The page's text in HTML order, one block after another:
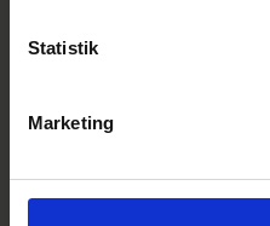
Statistik
Marketing
I 2022 nåede AP
Men når et mål er